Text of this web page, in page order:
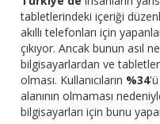
tabletlerindeki içeriği
akıllı telefonları için
çıkıyor. Ancak bunun asıl
bilgisayarlardan ve
olması. Kullanıcıların %34
alanının olmaması
bilgisayarları için bunu